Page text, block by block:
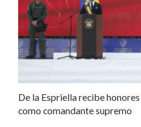
De la Espriella recibe
como comandante supremo